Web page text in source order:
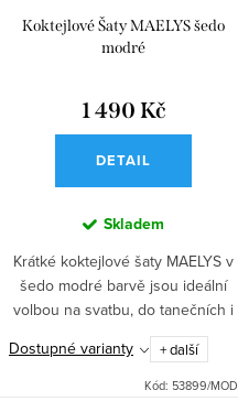
Koktejlové Šaty MAELYS šedo
modré
1 490 Kč
DETAIL
Skladem
Krátké koktejlové šaty MAELYS v
šedo modré barvě jsou ideální
volbou na svatbu, do tanečních i
do divadla. Krajkový živůtek,
kolová sukně se spodničkou a
vyztužená hrudní část...
Dostupné varianty + další
Kód: 53899/MOD